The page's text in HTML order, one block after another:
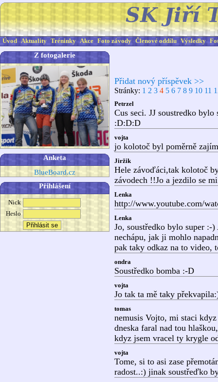
Úvod Aktuality Tréninky Akce Foto závody Členové oddílu Výsledky
Z fotogalerie
Anketa
BlueBoard.cz
Přihlášení
Nick
Heslo
Přidat nový příspěvek >>
Stránky: 1 2 3 4 5 6 7 8 9 10 11
Petrzel
Cus seci. JJ soustredko
:D:D:D
vojta
jo kolotoč byl poměrně
Jiržik
Hele závoďáci,tak kolotoč
závodech !!Jo a jezdilo se
Lenka
http://www.youtube.com/
Lenka
Jo, soustředko bylo super :-
nechápu, jak ji mohlo
pak taky odkaz na to video,
ondra
Soustředko bomba :-D
vojta
Jo tak ta mě taky
tomas
nemusis Vojto, mi staci
dneska faral nad tou
kdyz jsem vracel ty krygle
vojta
Tome, si to asi zase
radost..:) jinak soustřeďko